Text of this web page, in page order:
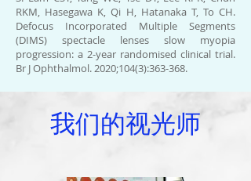
RKM, Hasegawa K, Qi H, Hatanaka T, To CH.
Defocus Incorporated Multiple Segments
(DIMS) spectacle lenses slow myopia
progression: a 2-year randomised clinical trial.
Br J Ophthalmol. 2020;104(3):363-368.
我们的视光师